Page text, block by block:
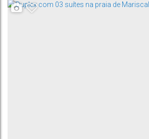
Suíte(s) Total: Vaga(s)